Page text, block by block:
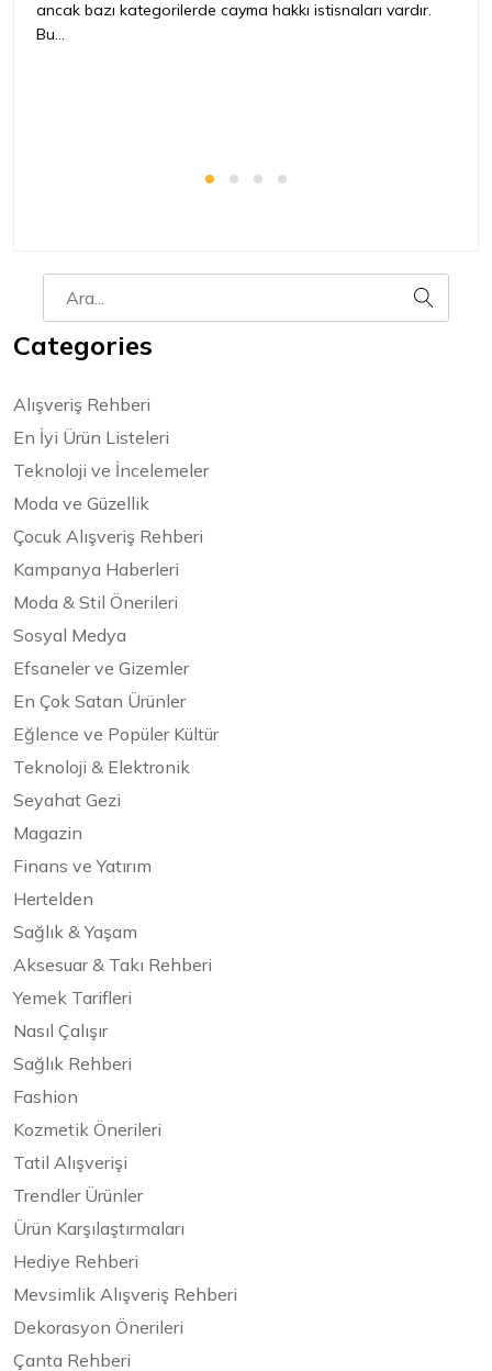
ancak bazı kategorilerde cayma hakkı istisnaları vardır.
Bu...
Categories
Alışveriş Rehberi
En İyi Ürün Listeleri
Teknoloji ve İncelemeler
Moda ve Güzellik
Çocuk Alışveriş Rehberi
Kampanya Haberleri
Moda & Stil Önerileri
Sosyal Medya
Efsaneler ve Gizemler
En Çok Satan Ürünler
Eğlence ve Popüler Kültür
Teknoloji & Elektronik
Seyahat Gezi
Magazin
Finans ve Yatırım
Hertelden
Sağlık & Yaşam
Aksesuar & Takı Rehberi
Yemek Tarifleri
Nasıl Çalışır
Sağlık Rehberi
Fashion
Kozmetik Önerileri
Tatil Alışverişi
Trendler Ürünler
Ürün Karşılaştırmaları
Hediye Rehberi
Mevsimlik Alışveriş Rehberi
Dekorasyon Önerileri
Çanta Rehberi